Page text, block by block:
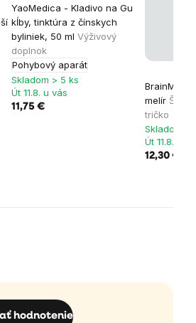
YaoMedica - Kladivo na Gu
kĺby, tinktúra z čínskych
byliniek, 50 ml Výživový
doplnok
Pohybový aparát
Skladom > 5 ks
Út 11.8. u vás
11,75 €
BrainMax
melír Šedé
tričko
Skladom >
Út 11.8. u
12,30 €
hodnotenie